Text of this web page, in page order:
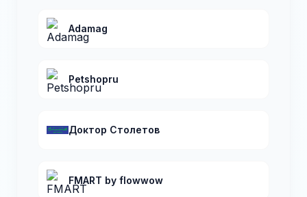
Аdamag
Petshopru
Доктор Столетов
FMART by flowwow